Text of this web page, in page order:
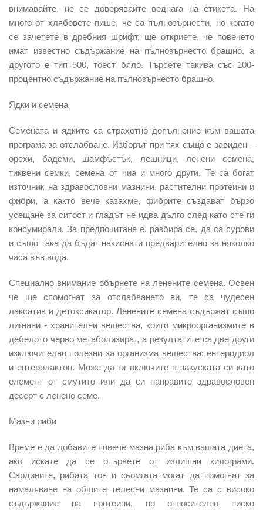
внимавайте, не се доверявайте веднага на етикета. На
много от хлябовете пише, че са пълнозърнести, но когато
се зачетете в дребния шрифт, ще откриете, че повечето
имат известно съдържание на пълнозърнесто брашно, а
другото е тип 500, тоест бяло. Търсете такива със 100-
процентно съдържание на пълнозърнесто брашно.
Ядки и семена
Семената и ядките са страхотно допълнение към вашата
програма за отслабване. Изборът при тях също е завиден –
орехи, бадеми, шамфъстък, лешници, ленени семена,
тиквени семки, семена от чиа и много други. Те са богат
източник на здравословни мазнини, растителни протеини и
фибри, а както вече казахме, фибрите създават бързо
усещане за ситост и гладът не идва дълго след като сте ги
консумирали. За предпочитане е, разбира се, да са сурови
и също така да бъдат накиснати предварително за няколко
часа във вода.
Специално внимание обърнете на ленените семена. Освен
че ще спомогнат за отслабването ви, те са чудесен
лаксатив и детоксикатор. Ленените семена съдържат също
лигнани - хранителни вещества, които микроорганизмите в
дебелото черво метаболизират, а резултатите са две други
изключително полезни за организма вещества: ентеродиол
и ентеролактон. Може да ги включите в закуската си като
елемент от смутито или да си направите здравословен
десерт с ленено семе.
Мазни риби
Време е да добавите повече мазна риба към вашата диета,
ако искате да се отървете от излишни килограми.
Сардините, рибата тон и сьомгата могат да помогнат за
намаляване на общите телесни мазнини. Те са с високо
съдържание на протеини, но относително ниско